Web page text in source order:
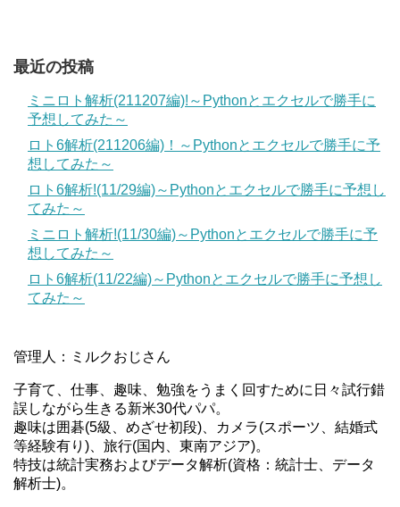
最近の投稿
ミニロト解析(211207編)!～Pythonとエクセルで勝手に
予想してみた～
ロト6解析(211206編)！～Pythonとエクセルで勝手に予
想してみた～
ロト6解析!(11/29編)～Pythonとエクセルで勝手に予想し
てみた～
ミニロト解析!(11/30編)～Pythonとエクセルで勝手に予
想してみた～
ロト6解析(11/22編)～Pythonとエクセルで勝手に予想し
てみた～
管理人：ミルクおじさん
子育て、仕事、趣味、勉強をうまく回すために日々試行錯
誤しながら生きる新米30代パパ。
趣味は囲碁(5級、めざせ初段)、カメラ(スポーツ、結婚式
等経験有り)、旅行(国内、東南アジア)。
特技は統計実務およびデータ解析(資格：統計士、データ
解析士)。